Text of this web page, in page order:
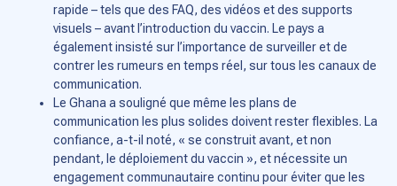
rapide – tels que des FAQ, des vidéos et des supports
visuels – avant l’introduction du vaccin. Le pays a
également insisté sur l’importance de surveiller et de
contrer les rumeurs en temps réel, sur tous les canaux de
communication.
Le Ghana a souligné que même les plans de
communication les plus solides doivent rester flexibles. La
confiance, a-t-il noté, « se construit avant, et non
pendant, le déploiement du vaccin », et nécessite un
engagement communautaire continu pour éviter que les